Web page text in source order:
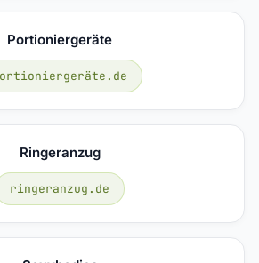
Portioniergeräte
Ringeranzug
ringeranzug.de